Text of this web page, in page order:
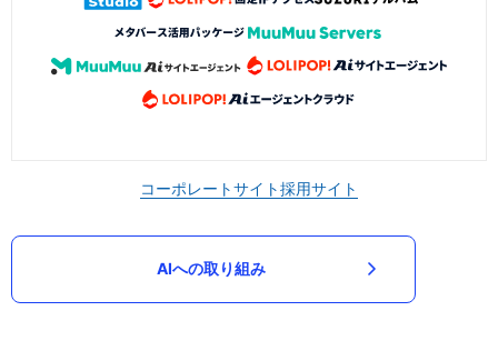
コーポレートサイト採用サイト
AIへの取り組み